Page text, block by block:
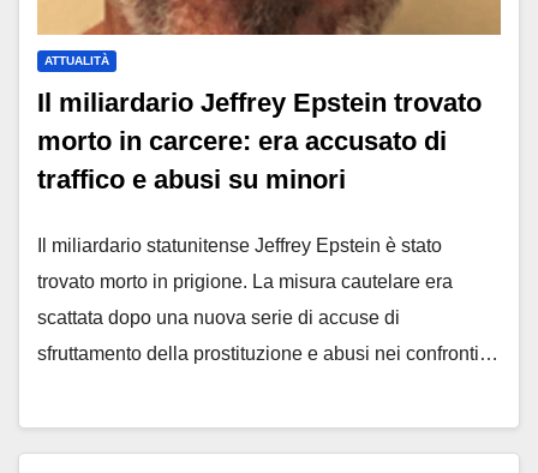
ATTUALITÀ
Il miliardario Jeffrey Epstein trovato
morto in carcere: era accusato di
traffico e abusi su minori
Il miliardario statunitense Jeffrey Epstein è stato
trovato morto in prigione. La misura cautelare era
scattata dopo una nuova serie di accuse di
sfruttamento della prostituzione e abusi nei confronti…